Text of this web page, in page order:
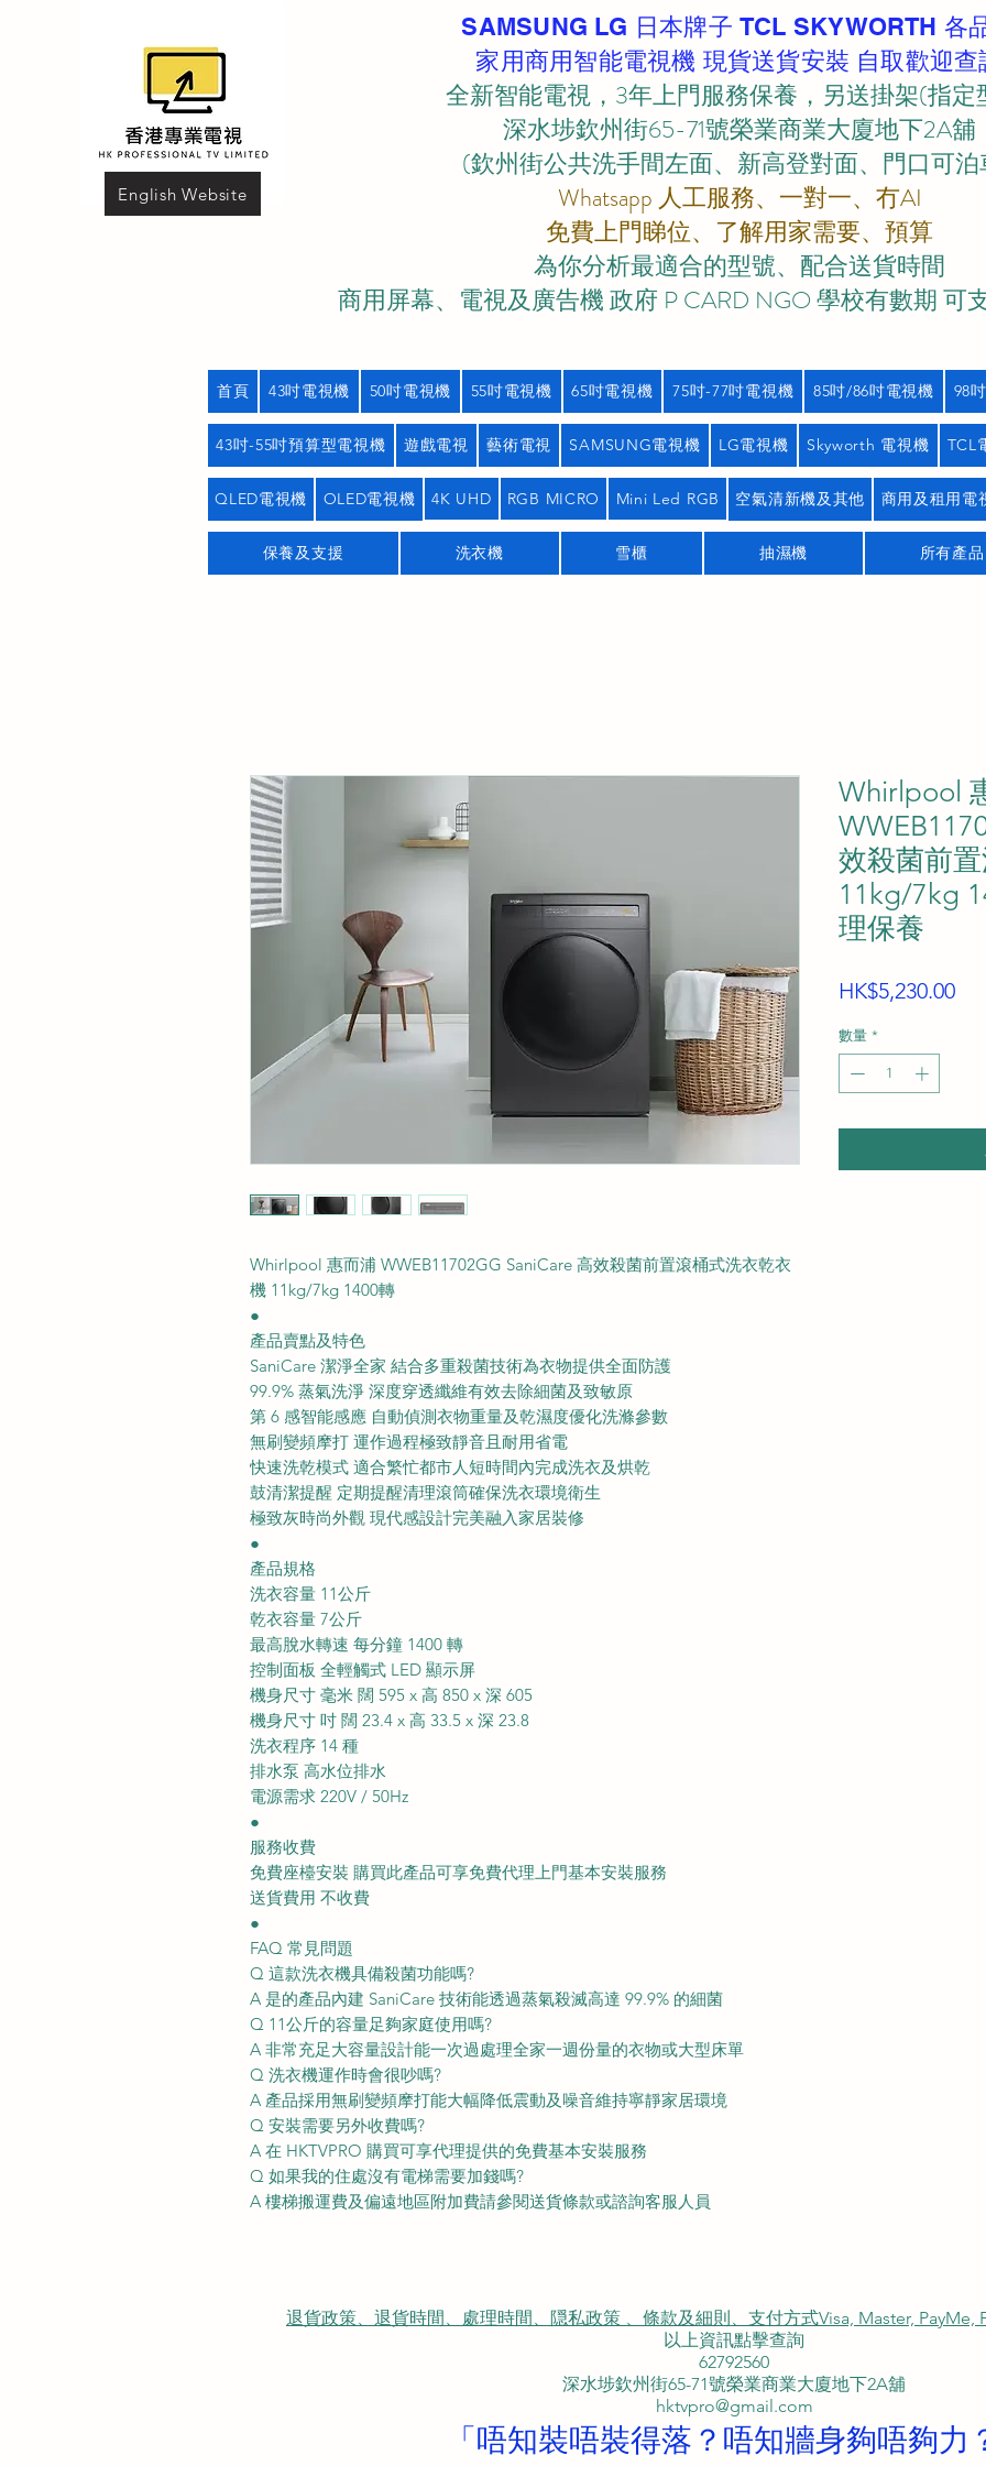
English Website
SAMSUNG LG 日本牌子 TCL SKYWORTH 各
家用商用智能電視機 現貨送貨安裝 自取歡迎查
全新智能電視，3年上門服務保養，另送掛架(指定
深水埗欽州街65-71號榮業商業大廈地下2A舖
(欽州街公共洗手間左面、新高登對面、門口可泊
Whatsapp 人工服務、一對一、冇AI
免費上門睇位、了解用家需要、預算
為你分析最適合的型號、配合送貨時間
商用屏幕、電視及廣告機 政府 P CARD NGO 學校有數期 可
首頁 43吋電視機 50吋電視機 55吋電視機 65吋電視機 75吋-77吋電視機 85吋/86吋電視機 98
43吋-55吋預算型電視機 遊戲電視 藝術電視 SAMSUNG電視機 LG電視機 Skyworth 電視機 TCL
QLED電視機 OLED電視機 4K UHD RGB MICRO Mini Led RGB 空氣清新機及其他 商用及租用電
保養及支援 洗衣機 雪櫃 抽濕機 所有產品
Whirlpool 惠而浦 WWEB11702GG SaniCare 高效殺菌前置滾桶式洗衣乾衣
機 11kg/7kg 1400轉
●
產品賣點及特色
SaniCare 潔淨全家 結合多重殺菌技術為衣物提供全面防護
99.9% 蒸氣洗淨 深度穿透纖維有效去除細菌及致敏原
第 6 感智能感應 自動偵測衣物重量及乾濕度優化洗滌參數
無刷變頻摩打 運作過程極致靜音且耐用省電
快速洗乾模式 適合繁忙都市人短時間內完成洗衣及烘乾
鼓清潔提醒 定期提醒清理滾筒確保洗衣環境衛生
極致灰時尚外觀 現代感設計完美融入家居裝修
●
產品規格
洗衣容量 11公斤
乾衣容量 7公斤
最高脫水轉速 每分鐘 1400 轉
控制面板 全輕觸式 LED 顯示屏
機身尺寸 毫米 闊 595 x 高 850 x 深 605
機身尺寸 吋 闊 23.4 x 高 33.5 x 深 23.8
洗衣程序 14 種
排水泵 高水位排水
電源需求 220V / 50Hz
●
服務收費
免費座檯安裝 購買此產品可享免費代理上門基本安裝服務
送貨費用 不收費
●
FAQ 常見問題
Q 這款洗衣機具備殺菌功能嗎?
A 是的產品內建 SaniCare 技術能透過蒸氣殺滅高達 99.9% 的細菌
Q 11公斤的容量足夠家庭使用嗎?
A 非常充足大容量設計能一次過處理全家一週份量的衣物或大型床單
Q 洗衣機運作時會很吵嗎?
A 產品採用無刷變頻摩打能大幅降低震動及噪音維持寧靜家居環境
Q 安裝需要另外收費嗎?
A 在 HKTVPRO 購買可享代理提供的免費基本安裝服務
Q 如果我的住處沒有電梯需要加錢嗎?
A 樓梯搬運費及偏遠地區附加費請參閱送貨條款或諮詢客服人員
Whirlpool
效殺菌前
11kg/7kg
理保養
HK$5,230.00價
數量 *
退貨政策、退貨時間、處理時間、隠私政策 、條款及細則、支付方式Visa, Master, PayMe,
以上資訊點擊查詢
62792560
深水埗欽州街65-71號榮業商業大廈地下2A舖
hktvpro@gmail.com
「唔知裝唔裝得落？唔知牆身夠唔夠力